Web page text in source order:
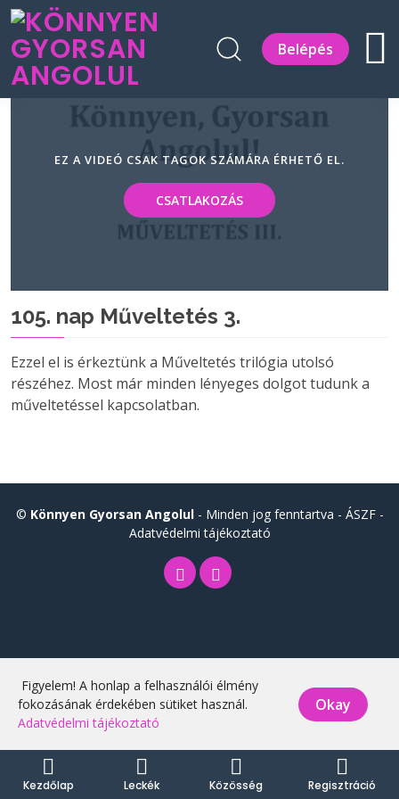
Belépés
EZ A VIDEÓ CSAK TAGOK SZÁMÁRA ÉRHETŐ EL.
CSATLAKOZÁS
105. nap Műveltetés 3.
Ezzel el is érkeztünk a Műveltetés trilógia utolsó
részéhez. Most már minden lényeges dolgot tudunk a
műveltetéssel kapcsolatban.
© Könnyen Gyorsan Angolul- Minden jog fenntartva - ÁSZF-
Adatvédelmi tájékoztató
Figyelem! A honlap a felhasználói élmény
fokozásának érdekében sütiket használ.
Adatvédelmi tájékoztató
Okay
Kezdőlap Leckék Közösség Regisztráció